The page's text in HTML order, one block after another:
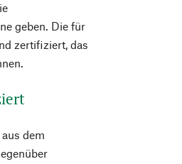
geben. Die für
zertifiziert, das
dem